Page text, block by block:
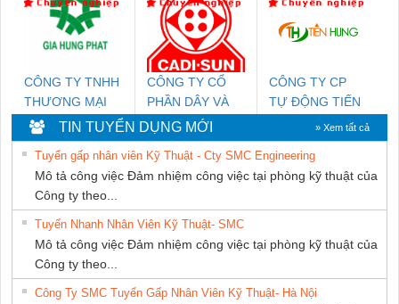
NAM
NAM
CÔNG TY TNHH
THƯƠNG MẠI
DỊCH VỤ KỸ
THUẬT ĐIỆN CƠ
GIA HƯNG PHÁT
CÔNG TY CỔ
PHẦN DÂY VÀ
CÁP ĐIỆN
THƯỢNG ĐÌNH
CÔNG TY CP
TỰ ĐỘNG TIẾN
TIN TUYỂN DỤNG MỚI » Xem tất cả
Tuyển gấp nhân viên Kỹ Thuật - Cty SMC Engineering
Mô tả công việc Đảm nhiệm công việc tại phòng kỹ thuật của
Công ty theo...
Tuyển Nhanh Nhân Viên Kỹ Thuật- SMC
Mô tả công việc Đảm nhiệm công việc tại phòng kỹ thuật của
Công ty theo...
Công Ty SMC Tuyển Gấp Nhân Viên Kỹ Thuật- Hà Nội